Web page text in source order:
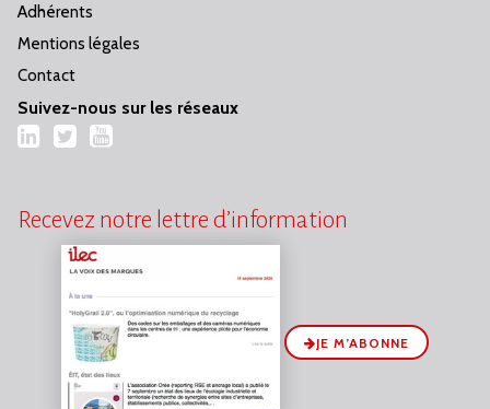
Adhérents
Mentions légales
Contact
Suivez-nous sur les réseaux
LinkedIn
TwitterYouTube
Recevez notre lettre d’information
JE M’ABONNE